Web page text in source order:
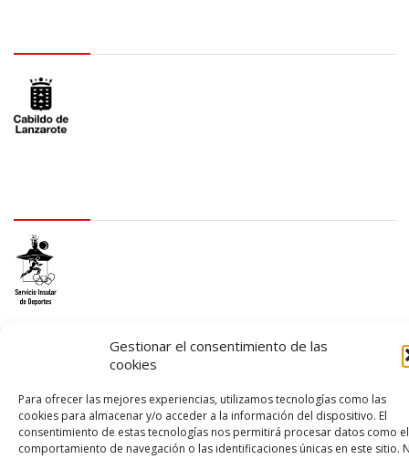
Gestionar el consentimiento de las
cookies
Para ofrecer las mejores experiencias, utilizamos tecnologías como las
cookies para almacenar y/o acceder a la información del dispositivo. El
consentimiento de estas tecnologías nos permitirá procesar datos como el
comportamiento de navegación o las identificaciones únicas en este sitio.
© 2026 – Lanzarote Deportes – Todos los derechos reservados
Diseño web porSolucionetyCibernatural